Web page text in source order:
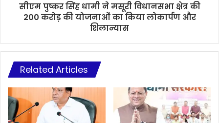
सीएम पुष्कर सिंह धामी ने मसूरी विधानसभा क्षेत्र की
200 करोड़ की योजनाओं का किया लोकार्पण और
शिलान्यास
Related Articles